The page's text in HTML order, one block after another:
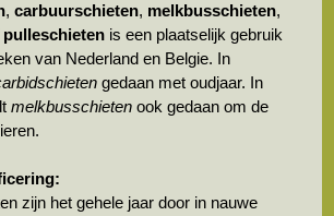
,carbuurschieten, melkbusschieten,
pulleschieten is een plaatselijk gebruik
van Nederland en Belgie. In
gedaan met oudjaar. In
melkbusschieten ook gedaan om de
zijn het gehele jaar door in nauwe